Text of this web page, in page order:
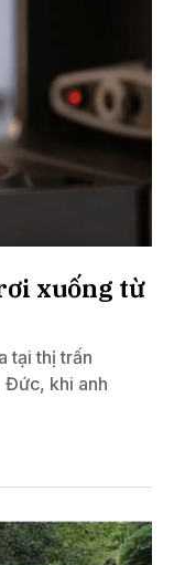
xuống từ
tại thị trấn
Đức, khi anh